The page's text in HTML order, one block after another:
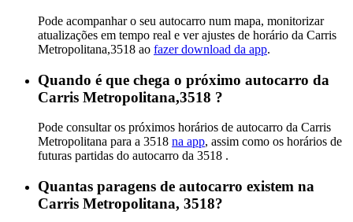
Pode acompanhar o seu autocarro num mapa, monitorizar
atualizações em tempo real e ver ajustes de horário da Carris
Metropolitana,3518 ao fazer download da app.
Quando é que chega o próximo autocarro da
Carris Metropolitana,3518 ?
Pode consultar os próximos horários de autocarro da Carris
Metropolitana para a 3518 na app, assim como os horários de
futuras partidas do autocarro da 3518 .
Quantas paragens de autocarro existem na
Carris Metropolitana, 3518?